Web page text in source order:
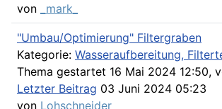
von
_mark_
"Umbau/Optimierung" Filtergraben
Kategorie: Wasseraufbereitung,
Thema gestartet 16 Mai 2024 12:50,
Letzter Beitrag 03 Juni 2024 05:23
von Lohschneider